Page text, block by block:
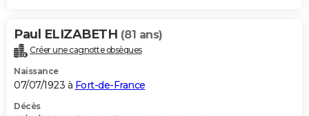
Paul ELIZABETH (81 ans)
Créer une cagnotte obsèques
Naissance
07/07/1923 à Fort-de-France
Décès